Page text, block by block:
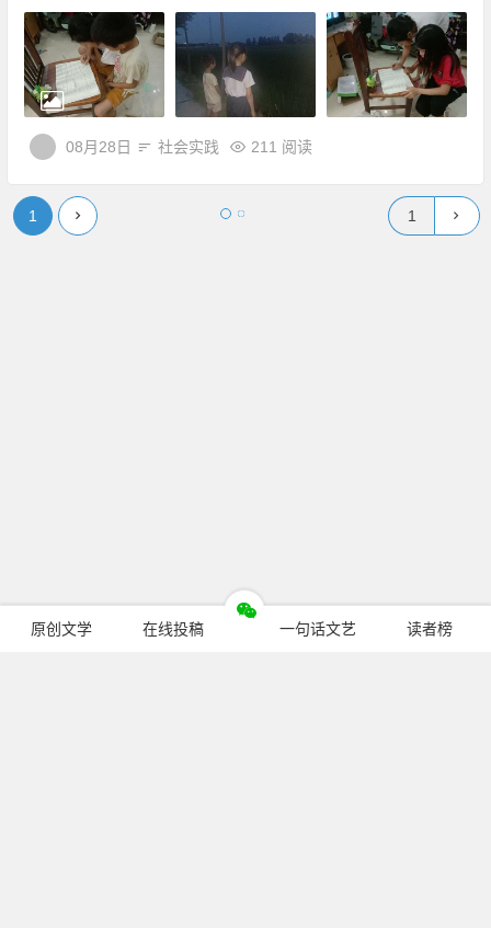
08月28日 社会实践 211 阅读
1
原创文学 在线投稿 一句话文艺 读者榜